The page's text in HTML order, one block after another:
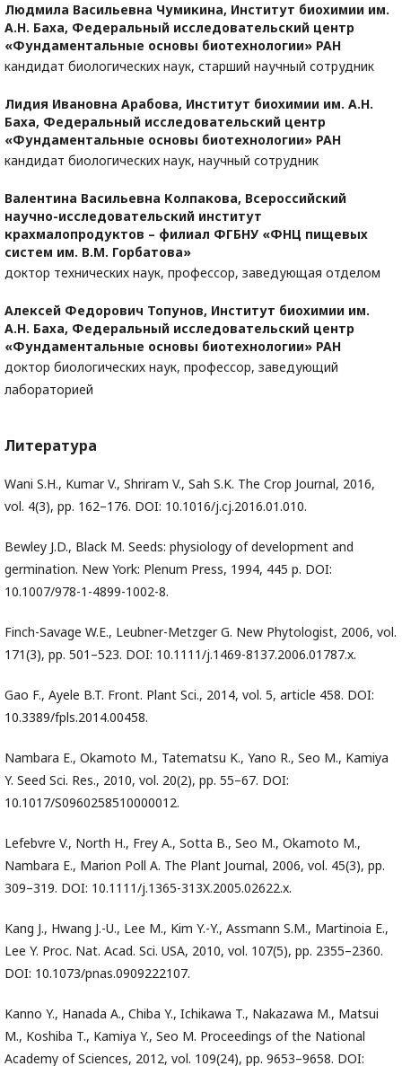
Людмила Васильевна Чумикина, Институт биохимии им.
А.Н. Баха, Федеральный исследовательский центр
«Фундаментальные основы биотехнологии» РАН
кандидат биологических наук, старший научный сотрудник
Лидия Ивановна Арабова, Институт биохимии им. А.Н.
Баха, Федеральный исследовательский центр
«Фундаментальные основы биотехнологии» РАН
кандидат биологических наук, научный сотрудник
Валентина Васильевна Колпакова, Всероссийский
научно-исследовательский институт
крахмалопродуктов – филиал ФГБНУ «ФНЦ пищевых
систем им. В.М. Горбатова»
доктор технических наук, профессор, заведующая отделом
Алексей Федорович Топунов, Институт биохимии им.
А.Н. Баха, Федеральный исследовательский центр
«Фундаментальные основы биотехнологии» РАН
доктор биологических наук, профессор, заведующий
лабораторией
Литература
Wani S.H., Kumar V., Shriram V., Sah S.K. The Crop Journal, 2016,
vol. 4(3), pp. 162–176. DOI: 10.1016/j.cj.2016.01.010.
Bewley J.D., Black M. Seeds: physiology of development and
germination. New York: Plenum Press, 1994, 445 p. DOI:
10.1007/978-1-4899-1002-8.
Finch-Savage W.E., Leubner-Metzger G. New Phytologist, 2006, vol.
171(3), pp. 501–523. DOI: 10.1111/j.1469-8137.2006.01787.x.
Gao F., Ayele B.T. Front. Plant Sci., 2014, vol. 5, article 458. DOI:
10.3389/fpls.2014.00458.
Nambara E., Okamoto M., Tatematsu K., Yano R., Seo M., Kamiya
Y. Seed Sci. Res., 2010, vol. 20(2), pp. 55–67. DOI:
10.1017/S0960258510000012.
Lefebvre V., North H., Frey A., Sotta B., Seo M., Okamoto M.,
Nambara E., Marion Poll A. The Plant Journal, 2006, vol. 45(3), pp.
309–319. DOI: 10.1111/j.1365-313X.2005.02622.x.
Kang J., Hwang J.-U., Lee M., Kim Y.-Y., Assmann S.M., Martinoia E.,
Lee Y. Proc. Nat. Acad. Sci. USA, 2010, vol. 107(5), pp. 2355–2360.
DOI: 10.1073/pnas.0909222107.
Kanno Y., Hanada A., Chiba Y., Ichikawa T., Nakazawa M., Matsui
M., Koshiba T., Kamiya Y., Seo M. Proceedings of the National
Academy of Sciences, 2012, vol. 109(24), pp. 9653–9658. DOI: